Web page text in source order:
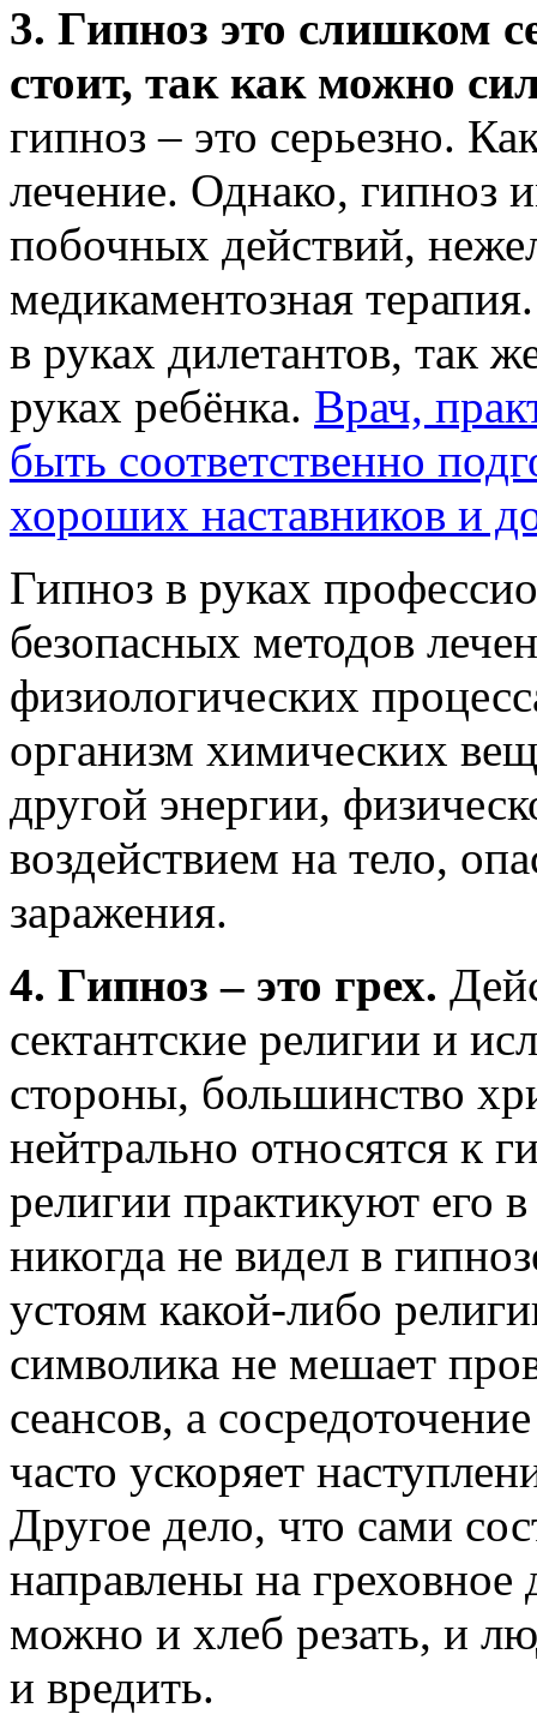
3. Гипноз это слишком
стоит, так как можно
гипноз – это серьезно.
лечение. Однако, гипноз
побочных действий,
медикаментозная
в руках дилетантов, так
руках ребёнка. Врач,
быть соответственно
хороших наставников и
Гипноз в руках
безопасных методов
физиологических
организм химических
другой энергии,
воздействием на тело,
заражения.
4. Гипноз – это грех.
сектантские религии и
стороны, большинство
нейтрально относятся к
религии практикуют его
никогда не видел в
устоям какой-либо
символика не мешает
сеансов, а
часто ускоряет
Другое дело, что сами
направлены на
можно и хлеб резать, и
и вредить.